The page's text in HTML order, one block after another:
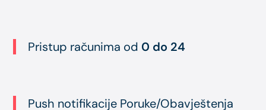
Pristup računima od 0 do 24
Push notifikacije Poruke/Obavještenja